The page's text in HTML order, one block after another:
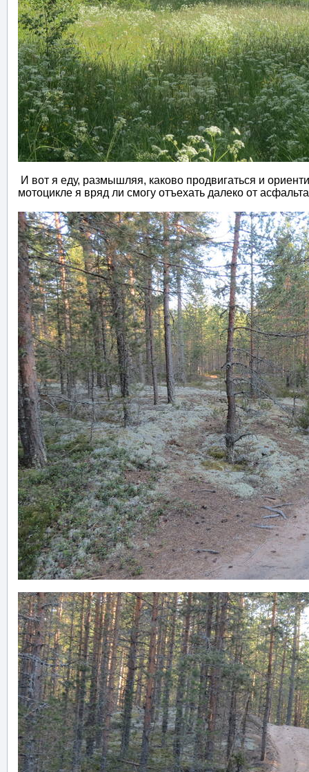
И вот я еду, размышляя, каково продвигаться и
мотоцикле я вряд ли смогу отъехать далеко от